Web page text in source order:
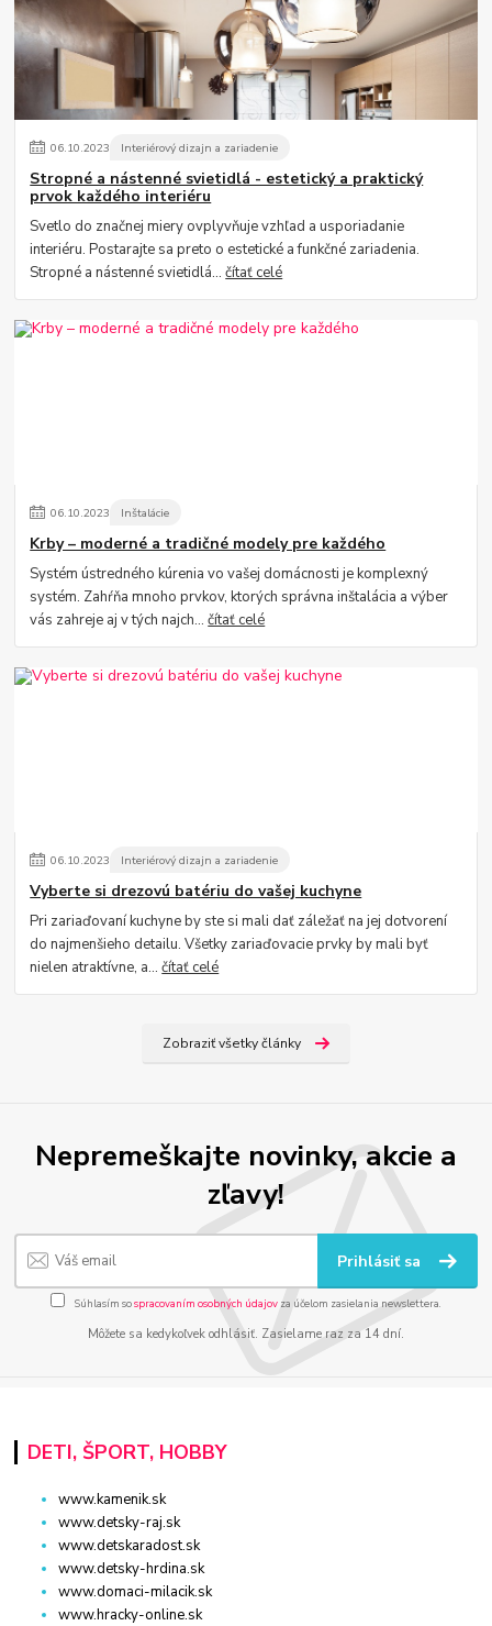
06.10.2023 Interiérový dizajn a zariadenie
Stropné a nástenné svietidlá - estetický a praktický
prvok každého interiéru
Svetlo do značnej miery ovplyvňuje vzhľad a usporiadanie
interiéru. Postarajte sa preto o estetické a funkčné zariadenia.
Stropné a nástenné svietidlá...čítať celé
06.10.2023 Inštalácie
Krby – moderné a tradičné modely pre každého
Systém ústredného kúrenia vo vašej domácnosti je komplexný
systém. Zahŕňa mnoho prvkov, ktorých správna inštalácia a výber
vás zahreje aj v tých najch...čítať celé
06.10.2023 Interiérový dizajn a zariadenie
Vyberte si drezovú batériu do vašej kuchyne
Pri zariaďovaní kuchyne by ste si mali dať záležať na jej dotvorení
do najmenšieho detailu. Všetky zariaďovacie prvky by mali byť
nielen atraktívne, a...čítať celé
Zobraziť všetky články
Nepremeškajte novinky, akcie a
zľavy!
Prihlásiť sa
Súhlasím sospracovaním osobných údajov za účelom zasielania newslettera.
Môžete sa kedykoľvek odhlásiť. Zasielame raz za 14 dní.
DETI, ŠPORT, HOBBY
www.kamenik.sk
www.detsky-raj.sk
www.detskaradost.sk
www.detsky-hrdina.sk
www.domaci-milacik.sk
www.hracky-online.sk